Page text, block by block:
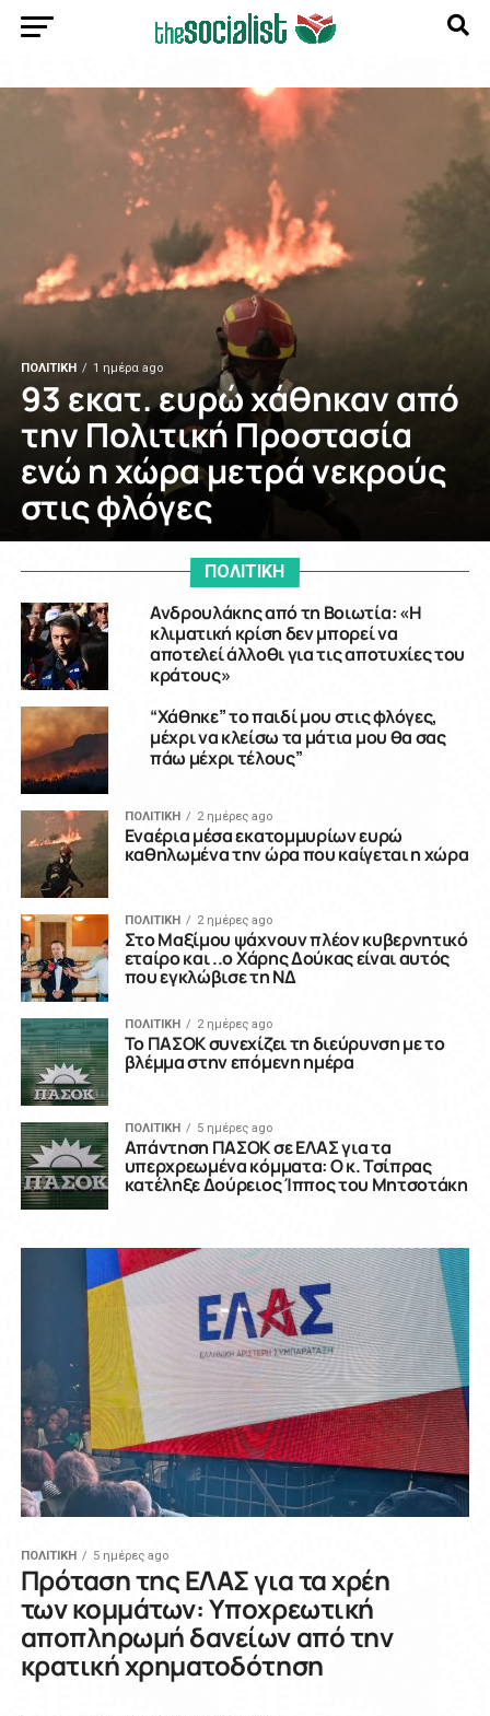
ΠΟΛΙΤΙΚΗ 1 ημέρα ago
93 εκατ. ευρώ χάθηκαν από
την Πολιτική Προστασία
ενώ η χώρα μετρά νεκρούς
στις φλόγες
ΠΟΛΙΤΙΚΗ
Ανδρουλάκης από τη Βοιωτία: «Η
κλιματική κρίση δεν μπορεί να
αποτελεί άλλοθι για τις αποτυχίες του
κράτους»
“Χάθηκε” το παιδί μου στις φλόγες,
μέχρι να κλείσω τα μάτια μου θα σας
πάω μέχρι τέλους”
ΠΟΛΙΤΙΚΗ 2 ημέρες ago
Εναέρια μέσα εκατομμυρίων ευρώ
καθηλωμένα την ώρα που καίγεται η χώρα
ΠΟΛΙΤΙΚΗ 2 ημέρες ago
Στο Μαξίμου ψάχνουν πλέον κυβερνητικό
εταίρο και ..ο Χάρης Δούκας είναι αυτός
που εγκλώβισε τη ΝΔ
ΠΟΛΙΤΙΚΗ 2 ημέρες ago
Το ΠΑΣΟΚ συνεχίζει τη διεύρυνση με το
βλέμμα στην επόμενη ημέρα
ΠΟΛΙΤΙΚΗ 5 ημέρες ago
Απάντηση ΠΑΣΟΚ σε ΕΛΑΣ για τα
υπερχρεωμένα κόμματα: Ο κ. Τσίπρας
κατέληξε Δούρειος Ίππος του Μητσοτάκη
ΠΟΛΙΤΙΚΗ 5 ημέρες ago
Πρόταση της ΕΛΑΣ για τα χρέη
των κομμάτων: Υποχρεωτική
αποπληρωμή δανείων από την
κρατική χρηματοδότηση